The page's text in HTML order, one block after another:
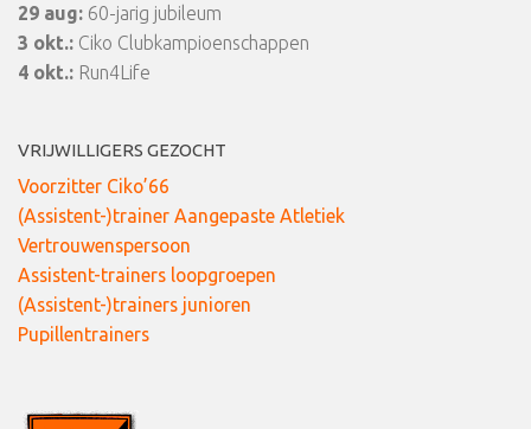
29 aug: 60-jarig jubileum
3 okt.: Ciko Clubkampioenschappen
4 okt.: Run4Life
VRIJWILLIGERS GEZOCHT
Voorzitter Ciko’66
(Assistent-)trainer Aangepaste Atletiek
Vertrouwenspersoon
Assistent-trainers loopgroepen
(Assistent-)trainers junioren
Pupillentrainers